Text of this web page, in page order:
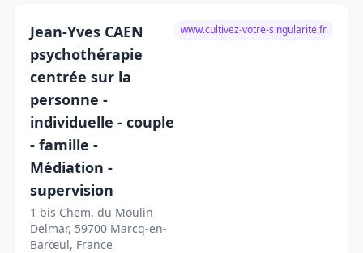
Jean-Yves CAEN
psychothérapie
centrée sur la
personne -
individuelle - couple
- famille -
Médiation -
supervision
1 bis Chem. du Moulin
Delmar, 59700 Marcq-en-
Barœul, France
www.cultivez-votre-singularite.fr